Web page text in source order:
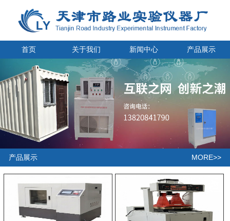
首页 关于我们 新闻中心 产品展示
产品展示 MORE>>